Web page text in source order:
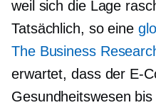
weil sich die Lage
Tatsächlich, so eine
The Business
erwartet, dass der E-
Gesundheitswesen